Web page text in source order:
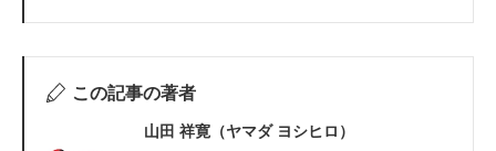
この記事の著者
山田 祥寛（ヤマダ ヨシヒロ）